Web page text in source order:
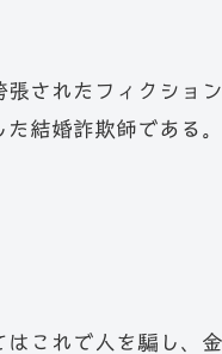
されたフィクショ
結婚詐欺師である。
これで人を騙し、